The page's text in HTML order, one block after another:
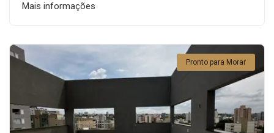
Mais informações
Pronto para Morar